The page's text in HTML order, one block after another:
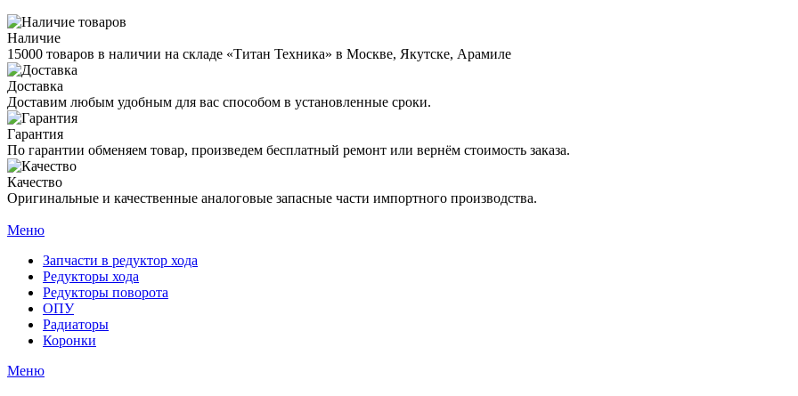
Наличие
15000 товаров в наличии на складе «Титан Техника» в Москве, Якутске, Арамиле
Доставка
Доставим любым удобным для вас способом в установленные сроки.
Гарантия
По гарантии обменяем товар, произведем бесплатный ремонт или вернём стоимость заказа.
Качество
Оригинальные и качественные аналоговые запасные части импортного производства.
Меню
Запчасти в редуктор хода
Редукторы хода
Редукторы поворота
ОПУ
Радиаторы
Коронки
Меню